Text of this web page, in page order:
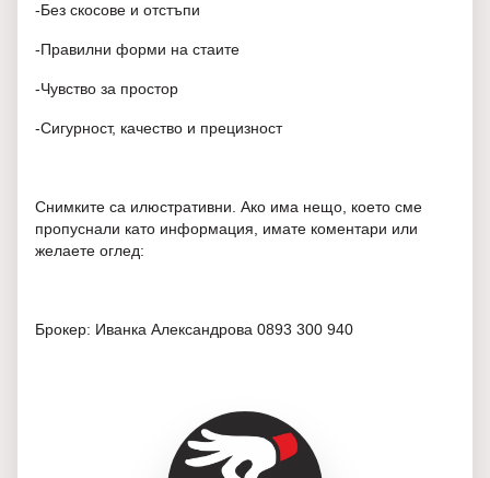
-Без скосове и отстъпи
-Правилни форми на стаите
-Чувство за простор
-Сигурност, качество и прецизност
Снимките са илюстративни. Ако има нещо, което сме
пропуснали като информация, имате коментари или
желаете оглед:
Брокер: Иванка Александрова 0893 300 940